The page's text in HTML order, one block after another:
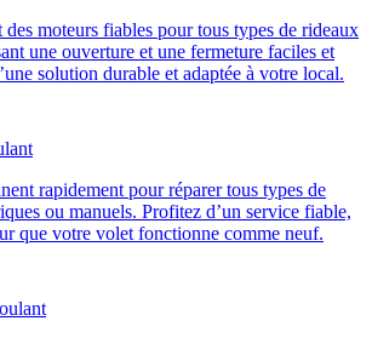
moteurs fiables pour tous types de rideaux
une ouverture et une fermeture faciles et
solution durable et adaptée à votre local.
rapidement pour réparer tous types de
ou manuels. Profitez d’un service fiable,
que votre volet fonctionne comme neuf.